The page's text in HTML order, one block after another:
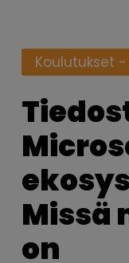
Koulutukset
Missä
on